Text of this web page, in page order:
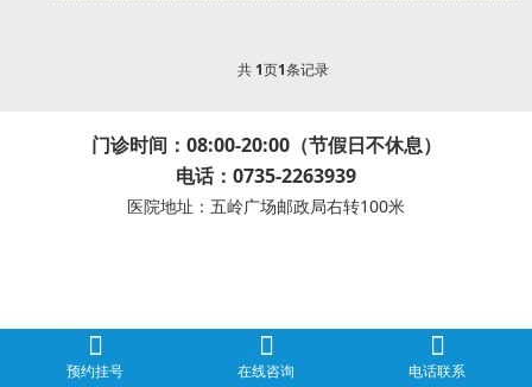
共 1页1条记录
门诊时间：08:00-20:00（节假日不休息）
电话：0735-2263939
医院地址：五岭广场邮政局右转100米
预约挂号 在线咨询 电话联系